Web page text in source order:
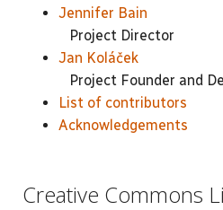
Jennifer Bain
Project Director
Jan Koláček
Project Founder and
List of contributors
Acknowledgements
Creative Commons